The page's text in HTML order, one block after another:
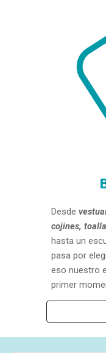
Desde
cojines,
hasta un
pasa por
eso nuestro
primer